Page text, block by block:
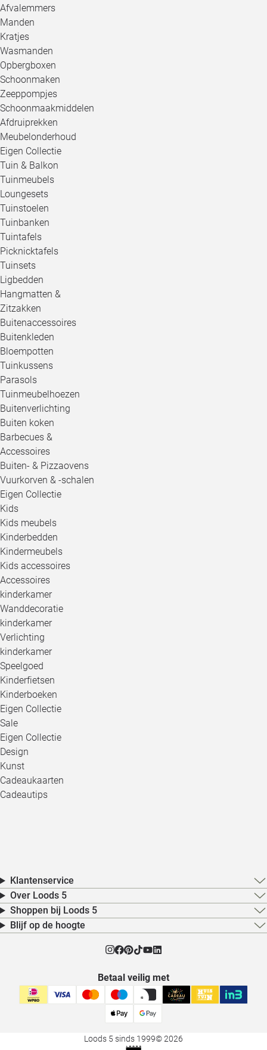
Afvalemmers
Manden
Kratjes
Wasmanden
Opbergboxen
Schoonmaken
Zeeppompjes
Schoonmaakmiddelen
Afdruiprekken
Meubelonderhoud
Eigen Collectie
Tuin & Balkon
Tuinmeubels
Loungesets
Tuinstoelen
Tuinbanken
Tuintafels
Picknicktafels
Tuinsets
Ligbedden
Hangmatten &
Zitzakken
Buitenaccessoires
Buitenkleden
Bloempotten
Tuinkussens
Parasols
Tuinmeubelhoezen
Buitenverlichting
Buiten koken
Barbecues &
Accessoires
Buiten- & Pizzaovens
Vuurkorven & -schalen
Eigen Collectie
Kids
Kids meubels
Kinderbedden
Kindermeubels
Kids accessoires
Accessoires
kinderkamer
Wanddecoratie
kinderkamer
Verlichting
kinderkamer
Speelgoed
Kinderfietsen
Kinderboeken
Eigen Collectie
Sale
Eigen Collectie
Design
Kunst
Cadeaukaarten
Cadeautips
Klantenservice
Over Loods 5
Shoppen bij Loods 5
Blijf op de hoogte
Betaal veilig met
Loods 5 sinds 1999© 2026